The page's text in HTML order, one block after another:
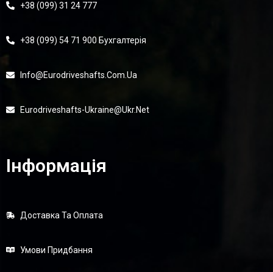
+38 (099) 31 24 777
+38 (099) 54 71 900 Бухгалтерія
Info@eurodriveshafts.com.ua
Eurodriveshafts-Ukraine@ukr.net
Інформація
Доставка Та Оплата
Умови Придбання